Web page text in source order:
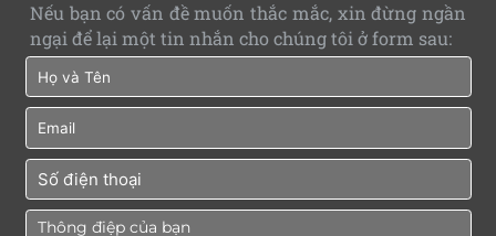
Nếu bạn có vấn đề muốn thắc mắc, xin đừng ngần
ngại để lại một tin nhắn cho chúng tôi ở form sau: